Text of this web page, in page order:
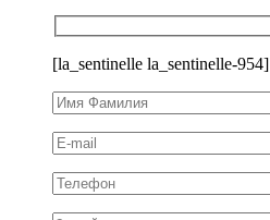
[la_sentinelle la_sentinelle-954]